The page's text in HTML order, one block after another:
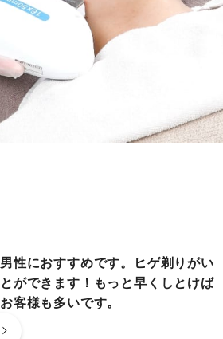
性におすすめです。ヒゲ剃りがい
ができます！もっと早くしとけば
客様も多いです。